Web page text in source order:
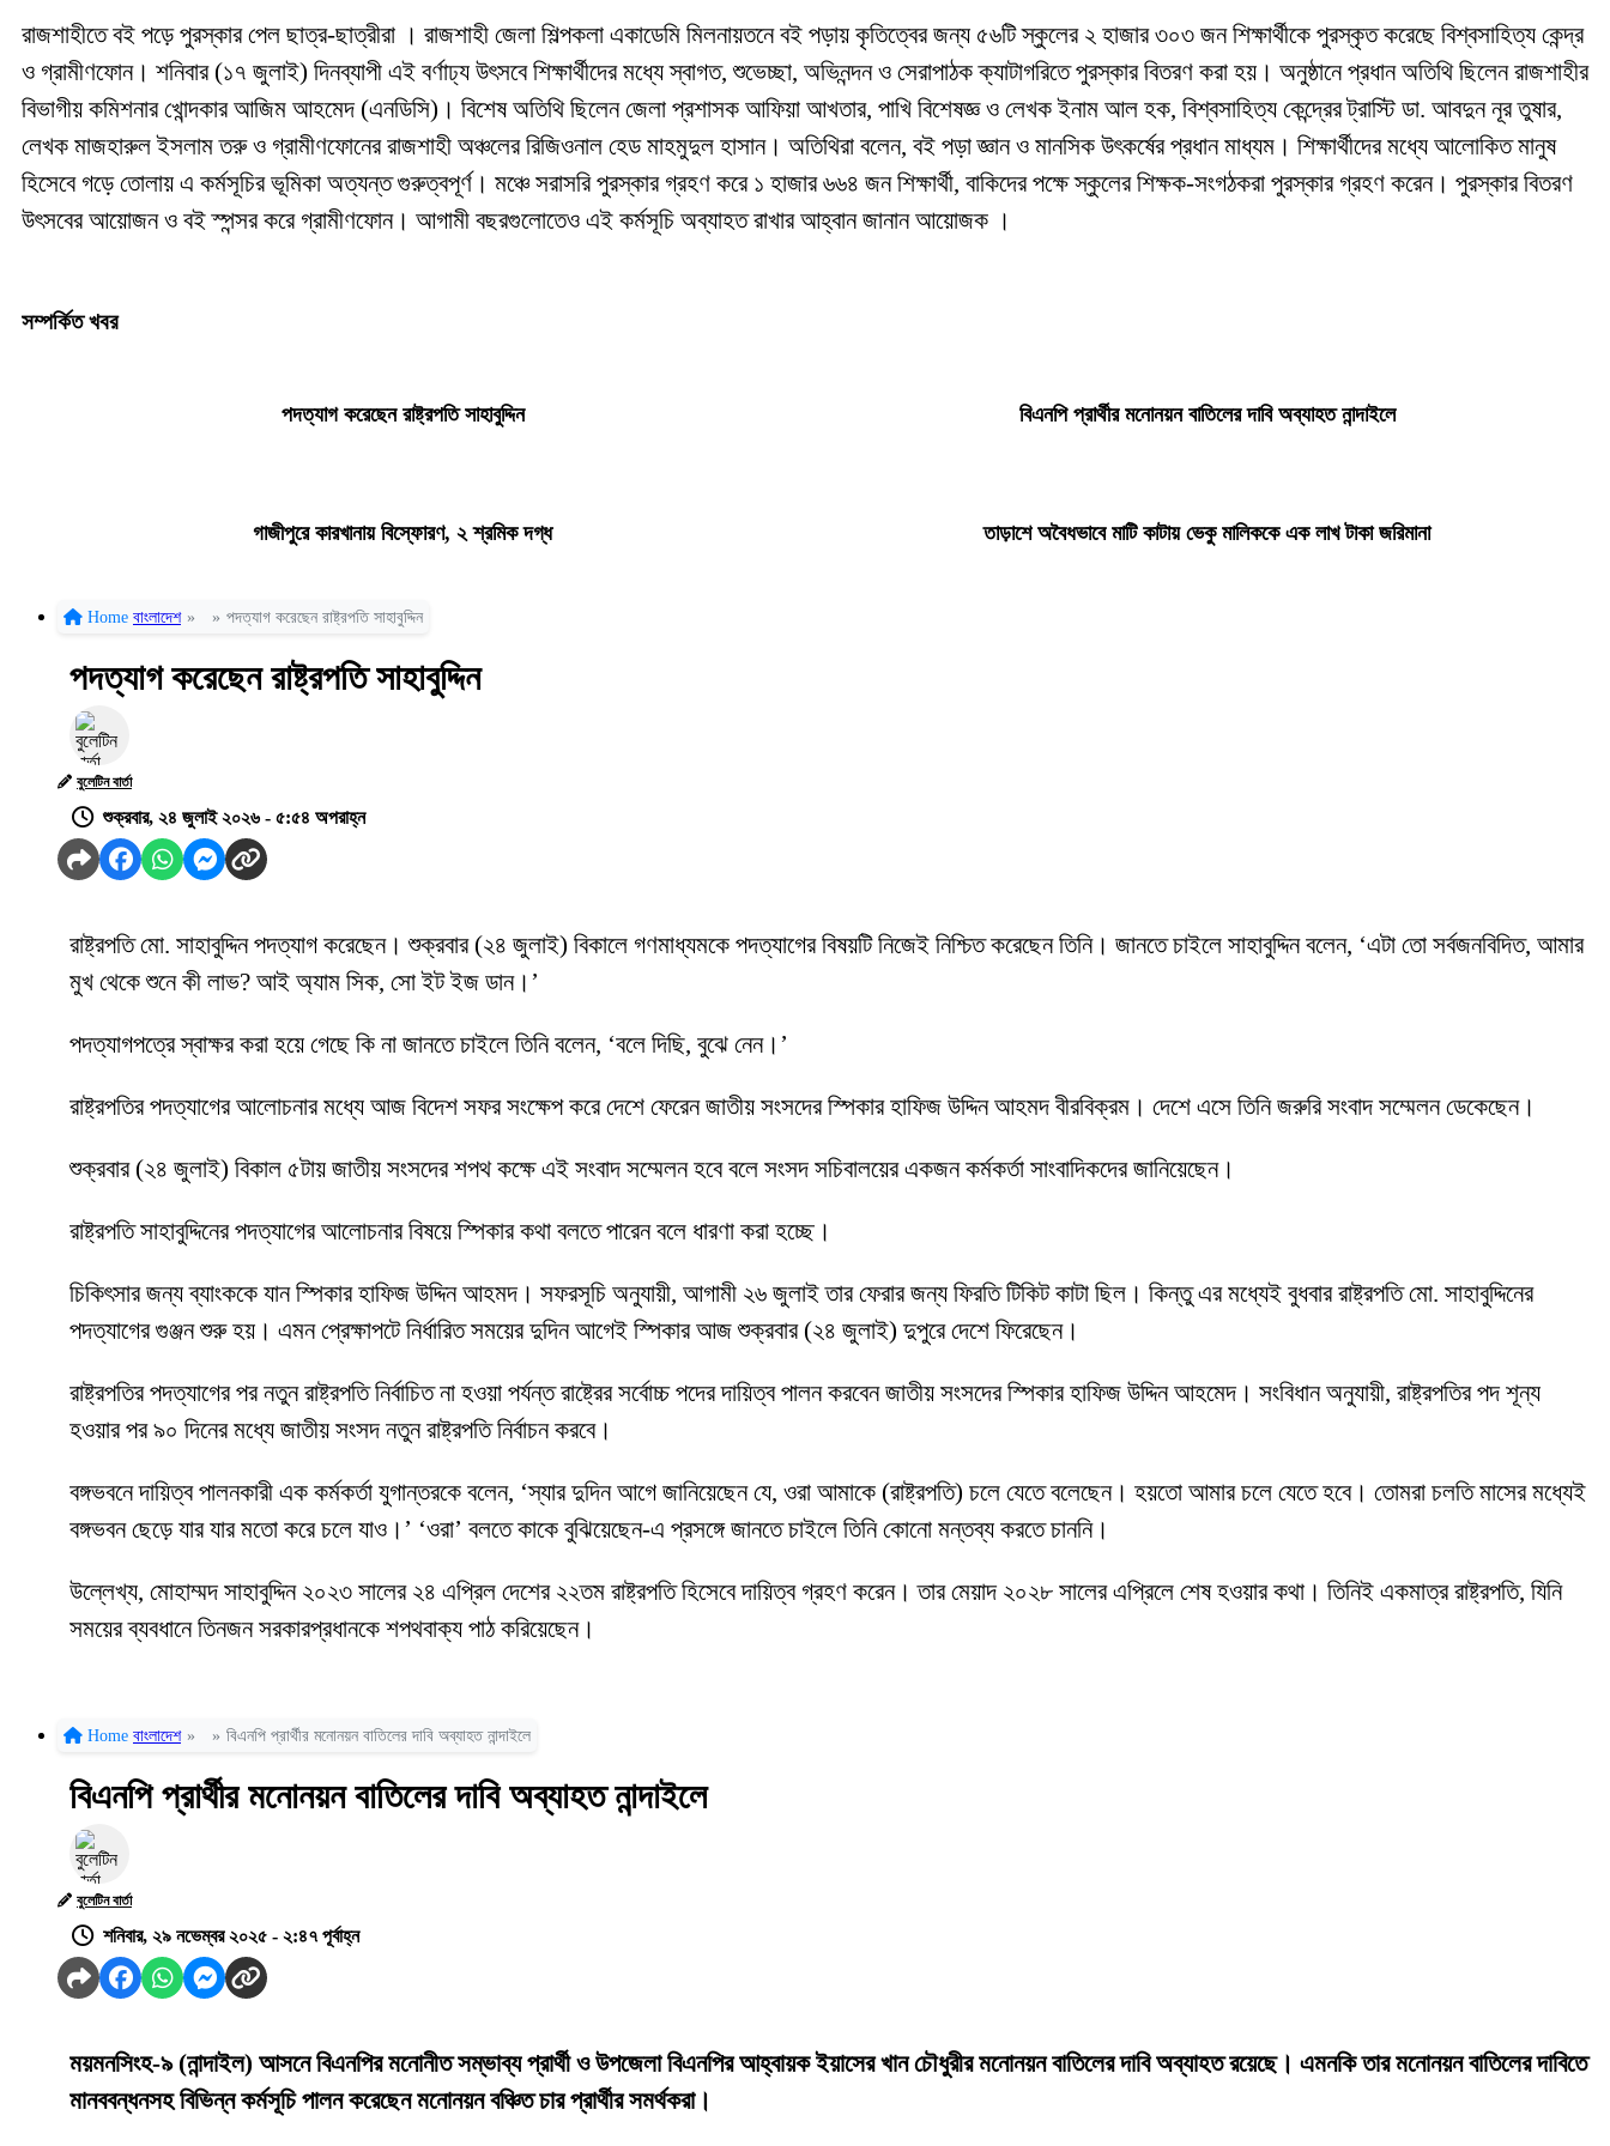
রাজশাহীতে বই পড়ে পুরস্কার পেল ছাত্র-ছাত্রীরা । রাজশাহী জেলা শিল্পকলা একাডেমি মিলনায়তনে বই পড়ায় কৃতিত্বের জন্য ৫৬টি স্কুলের ২ হাজার ৩০৩ জন শিক্ষার্থীকে পুরস্কৃত করেছে বিশ্বসাহিত্য কেন্দ্র
ও গ্রামীণফোন। শনিবার (১৭ জুলাই) দিনব্যাপী এই বর্ণাঢ্য উৎসবে শিক্ষার্থীদের মধ্যে স্বাগত, শুভেচ্ছা, অভিনন্দন ও সেরাপাঠক ক্যাটাগরিতে পুরস্কার বিতরণ করা হয়। অনুষ্ঠানে প্রধান অতিথি ছিলেন রাজশাহীর
বিভাগীয় কমিশনার খোন্দকার আজিম আহমেদ (এনডিসি)। বিশেষ অতিথি ছিলেন জেলা প্রশাসক আফিয়া আখতার, পাখি বিশেষজ্ঞ ও লেখক ইনাম আল হক, বিশ্বসাহিত্য কেন্দ্রের ট্রাস্টি ডা. আবদুন নূর তুষার,
লেখক মাজহারুল ইসলাম তরু ও গ্রামীণফোনের রাজশাহী অঞ্চলের রিজিওনাল হেড মাহমুদুল হাসান। অতিথিরা বলেন, বই পড়া জ্ঞান ও মানসিক উৎকর্ষের প্রধান মাধ্যম। শিক্ষার্থীদের মধ্যে আলোকিত মানুষ
হিসেবে গড়ে তোলায় এ কর্মসূচির ভূমিকা অত্যন্ত গুরুত্বপূর্ণ। মঞ্চে সরাসরি পুরস্কার গ্রহণ করে ১ হাজার ৬৬৪ জন শিক্ষার্থী, বাকিদের পক্ষে স্কুলের শিক্ষক-সংগঠকরা পুরস্কার গ্রহণ করেন। পুরস্কার বিতরণ
উৎসবের আয়োজন ও বই স্পন্সর করে গ্রামীণফোন। আগামী বছরগুলোতেও এই কর্মসূচি অব্যাহত রাখার আহ্বান জানান আয়োজক ।
সম্পর্কিত খবর
পদত্যাগ করেছেন রাষ্ট্রপতি সাহাবুদ্দিন বিএনপি প্রার্থীর মনোনয়ন বাতিলের দাবি অব্যাহত নান্দাইলে
গাজীপুরে কারখানায় বিস্ফোরণ, ২ শ্রমিক দগ্ধ তাড়াশে অবৈধভাবে মাটি কাটায় ভেকু মালিককে এক লাখ টাকা জরিমানা
Home বাংলাদেশ » » পদত্যাগ করেছেন রাষ্ট্রপতি সাহাবুদ্দিন
পদত্যাগ করেছেন রাষ্ট্রপতি সাহাবুদ্দিন
বুলেটিন বার্তা
শুক্রবার, ২৪ জুলাই ২০২৬ - ৫:৫৪ অপরাহ্ন
রাষ্ট্রপতি মো. সাহাবুদ্দিন পদত্যাগ করেছেন। শুক্রবার (২৪ জুলাই) বিকালে গণমাধ্যমকে পদত্যাগের বিষয়টি নিজেই নিশ্চিত করেছেন তিনি। জানতে চাইলে সাহাবুদ্দিন বলেন, ‘এটা তো সর্বজনবিদিত, আমার
মুখ থেকে শুনে কী লাভ? আই অ্যাম সিক, সো ইট ইজ ডান।’
পদত্যাগপত্রে স্বাক্ষর করা হয়ে গেছে কি না জানতে চাইলে তিনি বলেন, ‘বলে দিছি, বুঝে নেন।’
রাষ্ট্রপতির পদত্যাগের আলোচনার মধ্যে আজ বিদেশ সফর সংক্ষেপ করে দেশে ফেরেন জাতীয় সংসদের স্পিকার হাফিজ উদ্দিন আহমদ বীরবিক্রম। দেশে এসে তিনি জরুরি সংবাদ সম্মেলন ডেকেছেন।
শুক্রবার (২৪ জুলাই) বিকাল ৫টায় জাতীয় সংসদের শপথ কক্ষে এই সংবাদ সম্মেলন হবে বলে সংসদ সচিবালয়ের একজন কর্মকর্তা সাংবাদিকদের জানিয়েছেন।
রাষ্ট্রপতি সাহাবুদ্দিনের পদত্যাগের আলোচনার বিষয়ে স্পিকার কথা বলতে পারেন বলে ধারণা করা হচ্ছে।
চিকিৎসার জন্য ব্যাংককে যান স্পিকার হাফিজ উদ্দিন আহমদ। সফরসূচি অনুযায়ী, আগামী ২৬ জুলাই তার ফেরার জন্য ফিরতি টিকিট কাটা ছিল। কিন্তু এর মধ্যেই বুধবার রাষ্ট্রপতি মো. সাহাবুদ্দিনের
পদত্যাগের গুঞ্জন শুরু হয়। এমন প্রেক্ষাপটে নির্ধারিত সময়ের দুদিন আগেই স্পিকার আজ শুক্রবার (২৪ জুলাই) দুপুরে দেশে ফিরেছেন।
রাষ্ট্রপতির পদত্যাগের পর নতুন রাষ্ট্রপতি নির্বাচিত না হওয়া পর্যন্ত রাষ্ট্রের সর্বোচ্চ পদের দায়িত্ব পালন করবেন জাতীয় সংসদের স্পিকার হাফিজ উদ্দিন আহমেদ। সংবিধান অনুযায়ী, রাষ্ট্রপতির পদ শূন্য
হওয়ার পর ৯০ দিনের মধ্যে জাতীয় সংসদ নতুন রাষ্ট্রপতি নির্বাচন করবে।
বঙ্গভবনে দায়িত্ব পালনকারী এক কর্মকর্তা যুগান্তরকে বলেন, ‘স্যার দুদিন আগে জানিয়েছেন যে, ওরা আমাকে (রাষ্ট্রপতি) চলে যেতে বলেছেন। হয়তো আমার চলে যেতে হবে। তোমরা চলতি মাসের মধ্যেই
বঙ্গভবন ছেড়ে যার যার মতো করে চলে যাও।’ ‘ওরা’ বলতে কাকে বুঝিয়েছেন-এ প্রসঙ্গে জানতে চাইলে তিনি কোনো মন্তব্য করতে চাননি।
উল্লেখ্য, মোহাম্মদ সাহাবুদ্দিন ২০২৩ সালের ২৪ এপ্রিল দেশের ২২তম রাষ্ট্রপতি হিসেবে দায়িত্ব গ্রহণ করেন। তার মেয়াদ ২০২৮ সালের এপ্রিলে শেষ হওয়ার কথা। তিনিই একমাত্র রাষ্ট্রপতি, যিনি
সময়ের ব্যবধানে তিনজন সরকারপ্রধানকে শপথবাক্য পাঠ করিয়েছেন।
Home বাংলাদেশ » » বিএনপি প্রার্থীর মনোনয়ন বাতিলের দাবি অব্যাহত নান্দাইলে
বিএনপি প্রার্থীর মনোনয়ন বাতিলের দাবি অব্যাহত নান্দাইলে
বুলেটিন বার্তা
শনিবার, ২৯ নভেম্বর ২০২৫ - ২:৪৭ পূর্বাহ্ন
ময়মনসিংহ-৯ (নান্দাইল) আসনে বিএনপির মনোনীত সম্ভাব্য প্রার্থী ও উপজেলা বিএনপির আহ্বায়ক ইয়াসের খান চৌধুরীর মনোনয়ন বাতিলের দাবি অব্যাহত রয়েছে। এমনকি তার মনোনয়ন বাতিলের দাবিতে
মানববন্ধনসহ বিভিন্ন কর্মসূচি পালন করেছেন মনোনয়ন বঞ্চিত চার প্রার্থীর সমর্থকরা।